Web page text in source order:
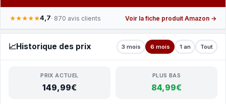
★★★★★4,7· 870 avis clients Voir la fiche produit Amazon →
📈Historique des prix 3 mois 6 mois 1 an Tout
PRIX ACTUEL
149,99€
PLUS BAS
84,99€